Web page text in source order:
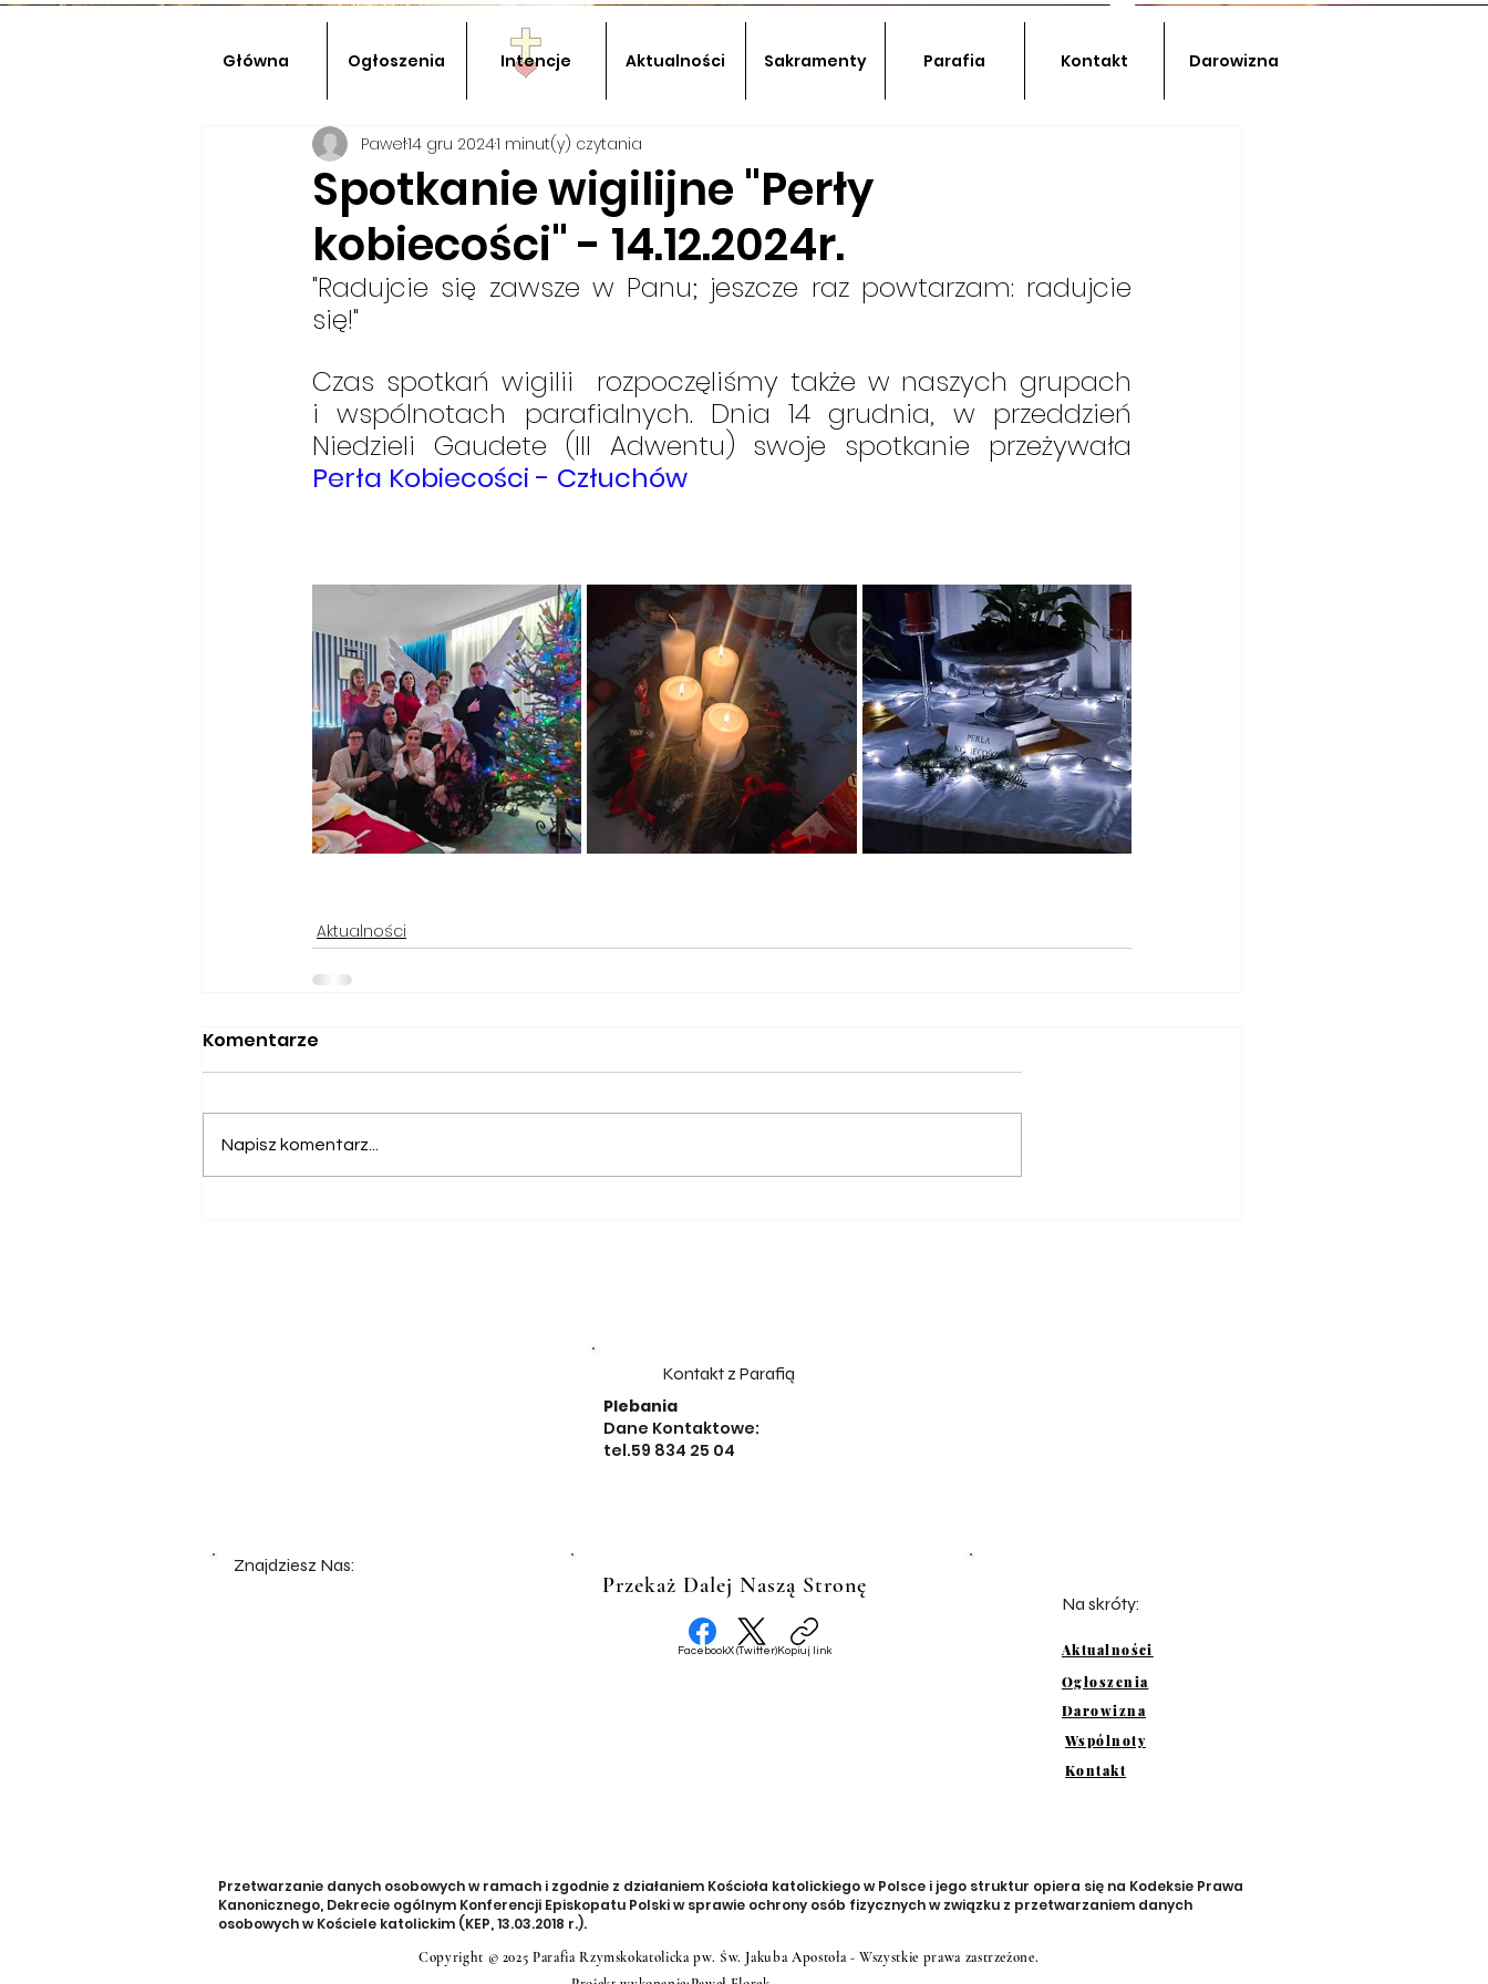
Główna Ogłoszenia Intencje Aktualności Sakramenty Parafia Kontakt Darowizna
Spotkanie wigilijne "Perły
kobiecości" - 14.12.2024r.
Paweł14 gru 20241 minut(y) czytania
"Radujcie się zawsze w Panu; jeszcze raz powtarzam: radujcie
się!"
Czas spotkań wigilii  rozpoczęliśmy także w naszych grupach
i wspólnotach parafialnych. Dnia 14 grudnia, w przeddzień
Perła Kobiecości - Człuchów
Aktualności
Komentarze
Napisz komentarz...
Kontakt z Parafią
Plebania
Dane Kontaktowe:
tel.59 834 25 04
Znajdziesz Nas:
Przekaż Dalej Naszą Stronę
FacebookX (Twitter)Kopiuj link
Na skróty:
Aktualności
Ogłoszenia
Darowizna
Wspólnoty
Kontakt
Przetwarzanie danych osobowych w ramach i zgodnie z działaniem Kościoła katolickiego w Polsce i jego struktur opiera się na Kodeksie Prawa
Kanonicznego, Dekrecie ogólnym Konferencji Episkopatu Polski w sprawie ochrony osób fizycznych w związku z przetwarzaniem danych
osobowych w Kościele katolickim (KEP, 13.03.2018 r.).
Copyright © 2025 Parafia Rzymskokatolicka pw. Św. Jakuba Apostoła - Wszystkie prawa zastrzeżone.